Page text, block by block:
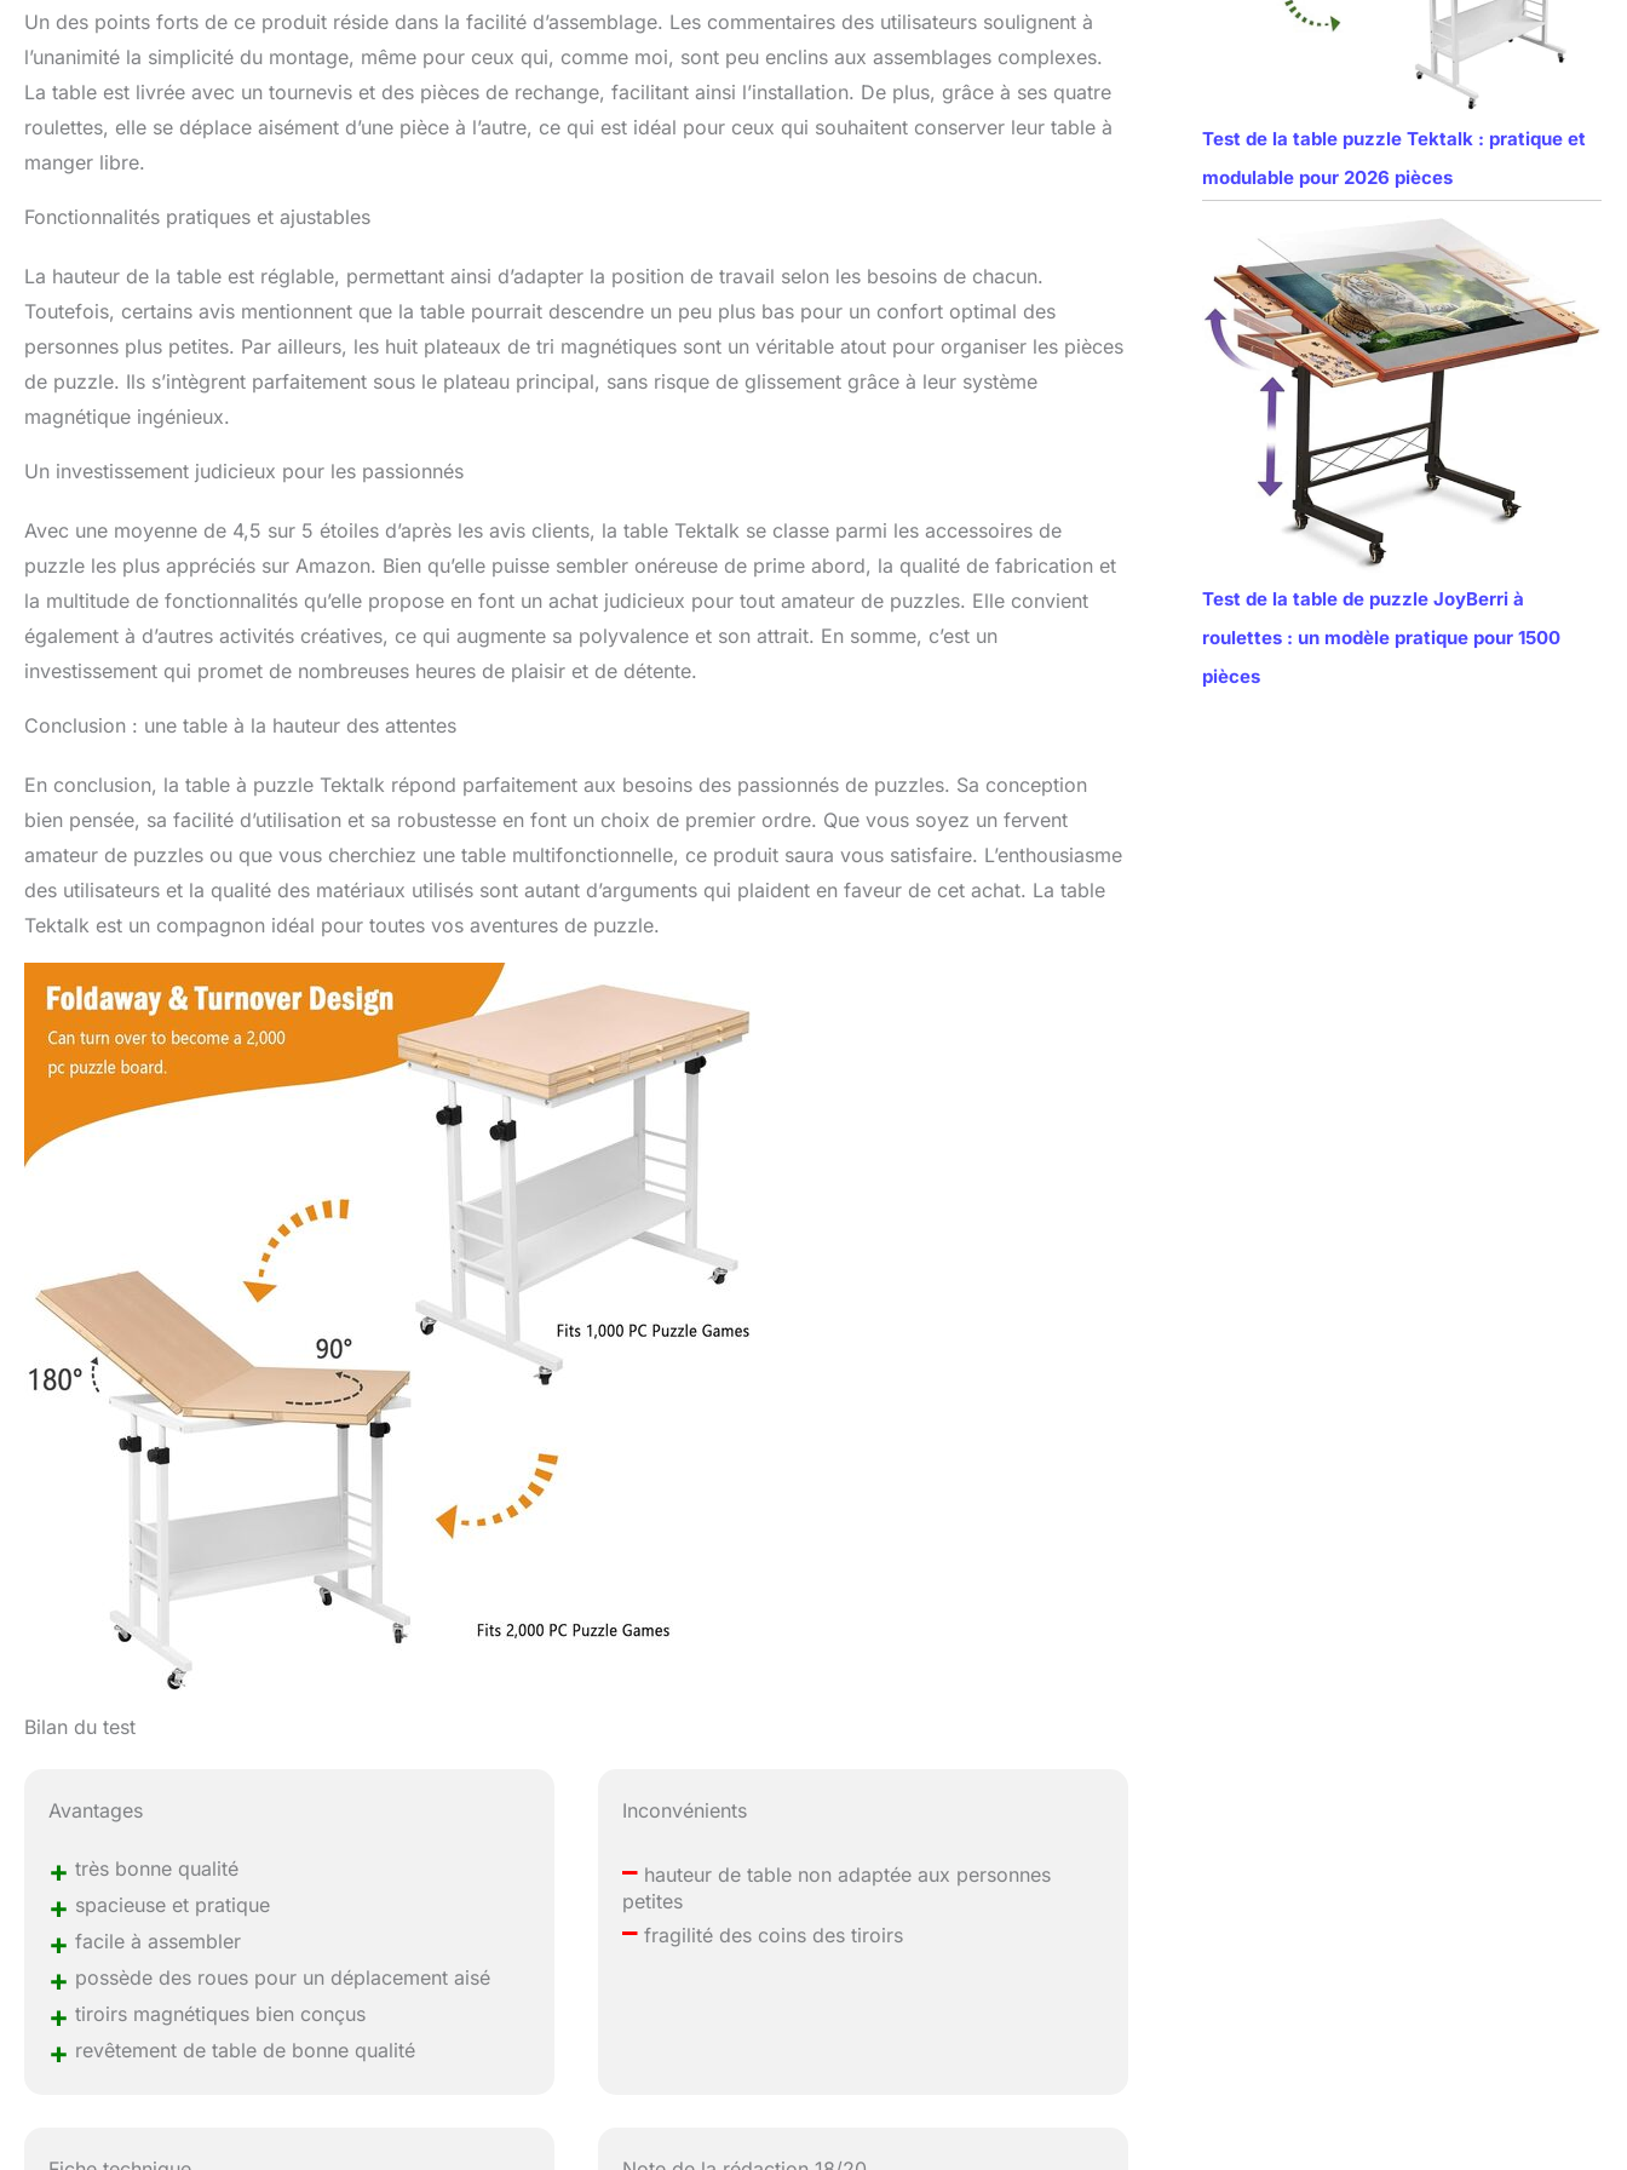
Un des points forts de ce produit réside dans la facilité d’assemblage. Les commentaires des utilisateurs soulignent à
l’unanimité la simplicité du montage, même pour ceux qui, comme moi, sont peu enclins aux assemblages complexes.
La table est livrée avec un tournevis et des pièces de rechange, facilitant ainsi l’installation. De plus, grâce à ses quatre
roulettes, elle se déplace aisément d’une pièce à l’autre, ce qui est idéal pour ceux qui souhaitent conserver leur table à
manger libre.
Fonctionnalités pratiques et ajustables
La hauteur de la table est réglable, permettant ainsi d’adapter la position de travail selon les besoins de chacun.
Toutefois, certains avis mentionnent que la table pourrait descendre un peu plus bas pour un confort optimal des
personnes plus petites. Par ailleurs, les huit plateaux de tri magnétiques sont un véritable atout pour organiser les pièces
de puzzle. Ils s’intègrent parfaitement sous le plateau principal, sans risque de glissement grâce à leur système
magnétique ingénieux.
Un investissement judicieux pour les passionnés
Avec une moyenne de 4,5 sur 5 étoiles d’après les avis clients, la table Tektalk se classe parmi les accessoires de
puzzle les plus appréciés sur Amazon. Bien qu’elle puisse sembler onéreuse de prime abord, la qualité de fabrication et
la multitude de fonctionnalités qu’elle propose en font un achat judicieux pour tout amateur de puzzles. Elle convient
également à d’autres activités créatives, ce qui augmente sa polyvalence et son attrait. En somme, c’est un
investissement qui promet de nombreuses heures de plaisir et de détente.
Conclusion : une table à la hauteur des attentes
En conclusion, la table à puzzle Tektalk répond parfaitement aux besoins des passionnés de puzzles. Sa conception
bien pensée, sa facilité d’utilisation et sa robustesse en font un choix de premier ordre. Que vous soyez un fervent
amateur de puzzles ou que vous cherchiez une table multifonctionnelle, ce produit saura vous satisfaire. L’enthousiasme
des utilisateurs et la qualité des matériaux utilisés sont autant d’arguments qui plaident en faveur de cet achat. La table
Tektalk est un compagnon idéal pour toutes vos aventures de puzzle.
Bilan du test
Avantages
+ très bonne qualité
+ spacieuse et pratique
+ facile à assembler
+ possède des roues pour un déplacement aisé
+ tiroirs magnétiques bien conçus
+ revêtement de table de bonne qualité
Inconvénients
– hauteur de table non adaptée aux personnes
petites
– fragilité des coins des tiroirs
Test de la table puzzle Tektalk : pratique et
modulable pour 2026 pièces
Test de la table de puzzle JoyBerri à
roulettes : un modèle pratique pour 1500
pièces